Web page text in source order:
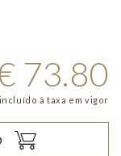
73.80
incluído à taxa em vigor